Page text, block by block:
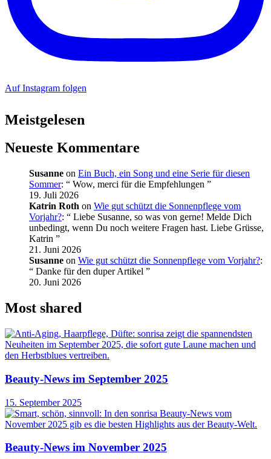
Auf Instagram folgen
Meistgelesen
Neueste Kommentare
Susanne on Ein Buch, ein Song und eine Serie für diesen
Sommer: “ Wow, merci für die Empfehlungen ”
19. Juli 2026
Katrin Roth on Wie gut schützt die Sonnenpflege vom
Vorjahr?: “ Liebe Susanne, so was von gerne! Melde Dich
unbedingt, wenn Du noch weitere Fragen hast. Liebe Grüsse,
Katrin ”
21. Juni 2026
Susanne on Wie gut schützt die Sonnenpflege vom Vorjahr?:
“ Danke für den duper Artikel ”
20. Juni 2026
Most shared
Beauty-News im September 2025
15. September 2025
Beauty-News im November 2025